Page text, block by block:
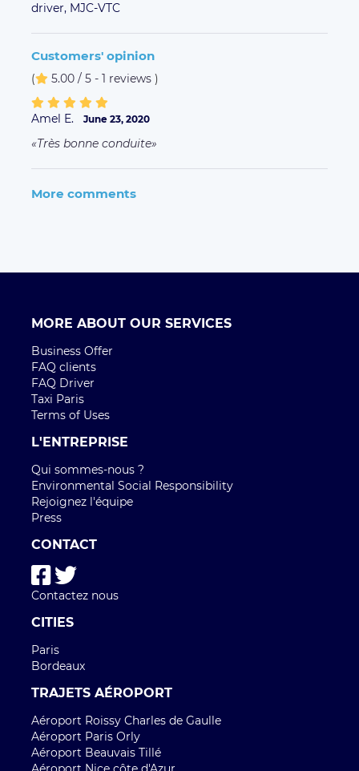
driver, MJC-VTC
Customers' opinion
( 5.00 / 5 - 1 reviews )
Amel E. June 23, 2020
Très bonne conduite
More comments
MORE ABOUT OUR SERVICES
Business Offer
FAQ clients
FAQ Driver
Taxi Paris
Terms of Uses
L'ENTREPRISE
Qui sommes-nous ?
Environmental Social Responsibility
Rejoignez l'équipe
Press
CONTACT
Contactez nous
CITIES
Paris
Bordeaux
TRAJETS AÉROPORT
Aéroport Roissy Charles de Gaulle
Aéroport Paris Orly
Aéroport Beauvais Tillé